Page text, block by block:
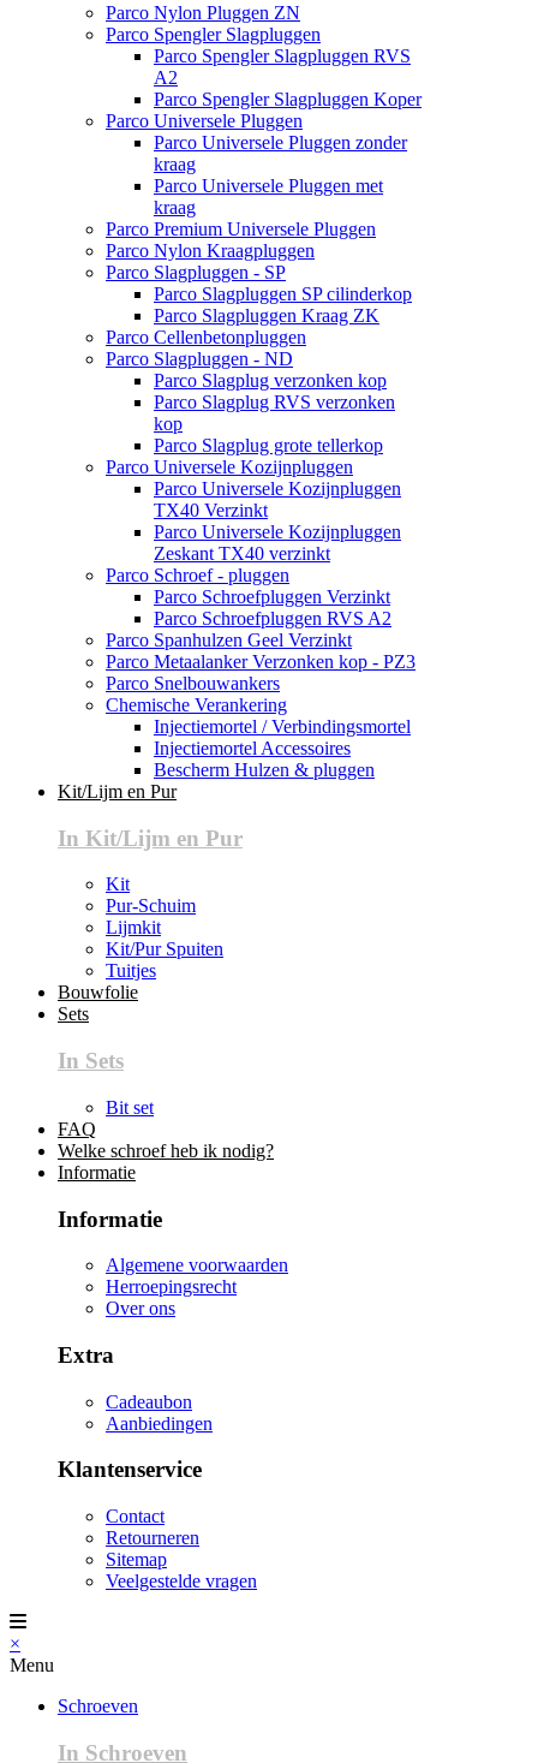
Parco Nylon Pluggen ZN
Parco Spengler Slagpluggen
Parco Spengler Slagpluggen RVS
A2
Parco Spengler Slagpluggen Koper
Parco Universele Pluggen
Parco Universele Pluggen zonder
kraag
Parco Universele Pluggen met
kraag
Parco Premium Universele Pluggen
Parco Nylon Kraagpluggen
Parco Slagpluggen - SP
Parco Slagpluggen SP cilinderkop
Parco Slagpluggen Kraag ZK
Parco Cellenbetonpluggen
Parco Slagpluggen - ND
Parco Slagplug verzonken kop
Parco Slagplug RVS verzonken
kop
Parco Slagplug grote tellerkop
Parco Universele Kozijnpluggen
Parco Universele Kozijnpluggen
TX40 Verzinkt
Parco Universele Kozijnpluggen
Zeskant TX40 verzinkt
Parco Schroef - pluggen
Parco Schroefpluggen Verzinkt
Parco Schroefpluggen RVS A2
Parco Spanhulzen Geel Verzinkt
Parco Metaalanker Verzonken kop - PZ3
Parco Snelbouwankers
Chemische Verankering
Injectiemortel / Verbindingsmortel
Injectiemortel Accessoires
Bescherm Hulzen & pluggen
Kit/Lijm en Pur
In Kit/Lijm en Pur
Kit
Pur-Schuim
Lijmkit
Kit/Pur Spuiten
Tuitjes
Bouwfolie
Sets
In Sets
Bit set
FAQ
Welke schroef heb ik nodig?
Informatie
Informatie
Algemene voorwaarden
Herroepingsrecht
Over ons
Extra
Cadeaubon
Aanbiedingen
Klantenservice
Contact
Retourneren
Sitemap
Veelgestelde vragen
×
Menu
Schroeven
In Schroeven